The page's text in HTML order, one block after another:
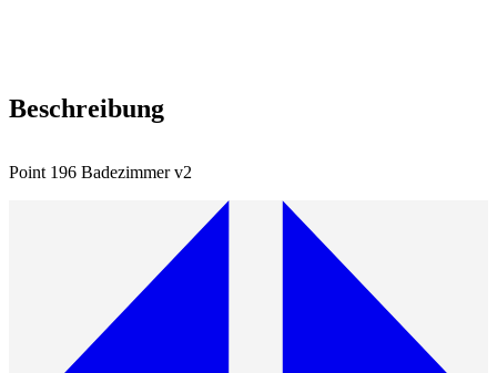
Beschreibung
Point 196 Badezimmer v2